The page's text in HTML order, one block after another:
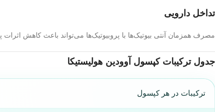
تداخل دارویی
مصرف همزمان آنتی بیوتیک‌ها با پروبیوتیک‌ها می‌تواند باعث کاهش اثرات پروبیوتیک‌ها
جدول ترکیبات کپسول آوودین هولیستیکا
ترکیبات در هر کپسول